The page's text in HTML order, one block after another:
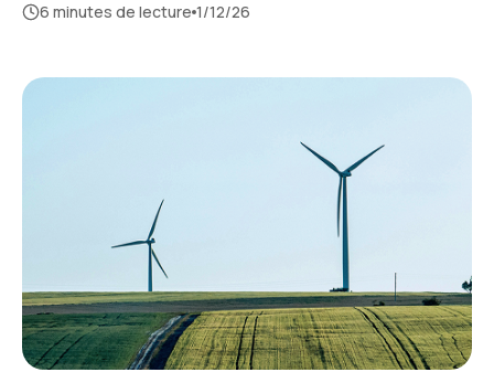
6 minutes de lecture 1/12/26